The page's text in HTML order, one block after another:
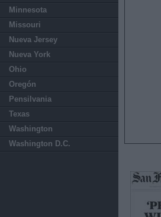
Minnesota
Missouri
Nueva Jersey
Nueva York
Ohio
Oregón
Pensilvania
Texas
Washington
Washington D.C.